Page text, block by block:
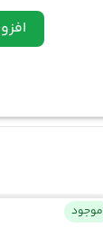
موجود